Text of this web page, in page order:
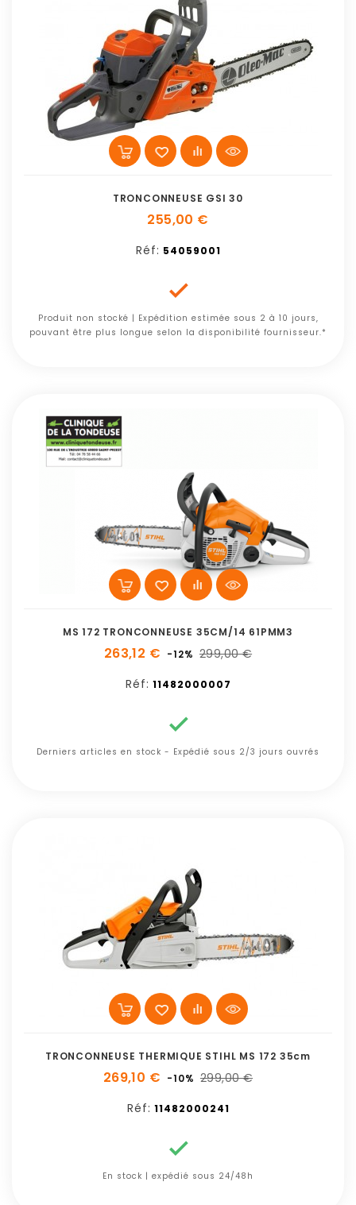
TRONCONNEUSE GSI 30
255,00 €
Réf: 54059001

Produit non stocké | Expédition estimée sous 2 à 10 jours,
pouvant être plus longue selon la disponibilité fournisseur.*
MS 172 TRONCONNEUSE 35CM/14 61PMM3
263,12 € -12% 299,00 €
Réf: 11482000007

Derniers articles en stock - Expédié sous 2/3 jours ouvrés
TRONCONNEUSE THERMIQUE STIHL MS 172 35cm
269,10 € -10% 299,00 €
Réf: 11482000241

En stock | expédié sous 24/48h